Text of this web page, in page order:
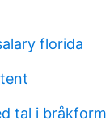
florida
tal i bråkform